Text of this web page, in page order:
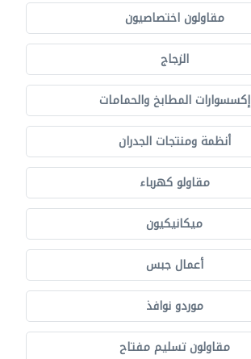
مقاولون اختصاصيون
الزجاج
إكسسوارات المطابخ والحمامات
أنظمة ومنتجات الجدران
مقاولو كهرباء
ميكانيكيون
أعمال جبس
موردو نوافذ
مقاولون تسليم مفتاح